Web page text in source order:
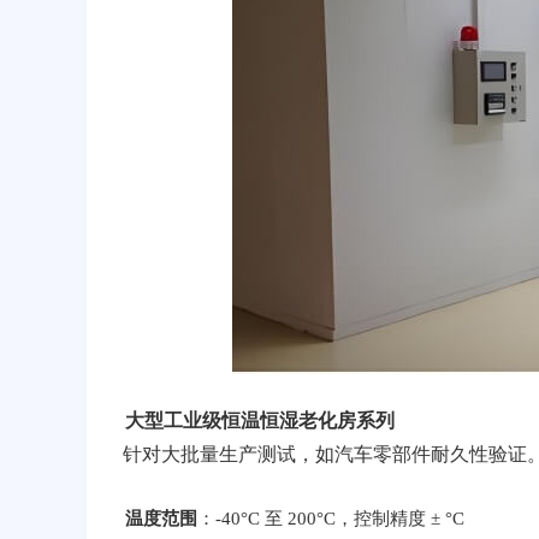
大型工业级恒温恒湿老化房系列
针对大批量生产测试，如汽车零部件耐久性验证
温度范围 ：-40°C 至 200°C，控制精度 ± °C